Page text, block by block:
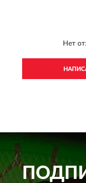
Нет